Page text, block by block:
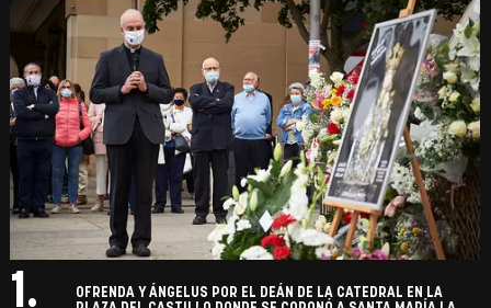
1.
OFRENDA Y ÁNGELUS POR EL DEÁN DE LA CATEDRAL EN LA